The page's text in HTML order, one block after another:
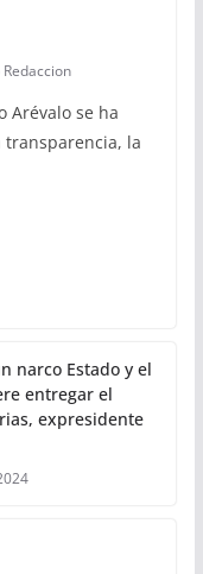
Arévalo se ha
la
narco Estado y el
entregar el
expresidente